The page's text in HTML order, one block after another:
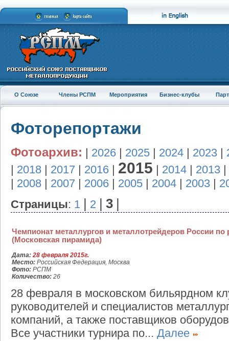
О Союзе Члены РСПМ Мероприятия Бизнес-клубы
Фоторепортажи
Фотоархив: 2026 2025 2024 2023
2018 2017 2016 2015 2014 2013
2008 2007 2006 2005 2004 2003
Страницы: 1 2 3
Чемпионат металлургов и металлотрейдеров России по
(Московская пирамида)
Дата: 28 февраля 2015г.
Место: Российская Федерация, Москва
Фото: РСПМ
Количество: 26
28 февраля в московском бильярдном
руководителей и специалистов
компаний, а также поставщиков
Все участники турнира по... Далее